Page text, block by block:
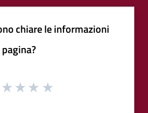
chiare le informazioni